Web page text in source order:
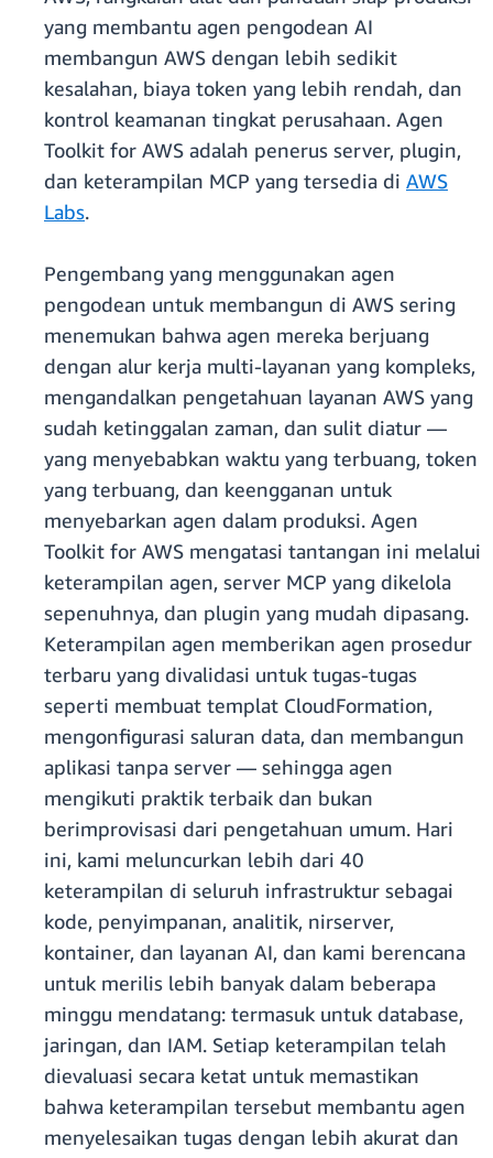
yang membantu agen pengodean AI
membangun AWS dengan lebih sedikit
kesalahan, biaya token yang lebih rendah, dan
kontrol keamanan tingkat perusahaan. Agen
Toolkit for AWS adalah penerus server, plugin,
dan keterampilan MCP yang tersedia di AWS
Labs.
Pengembang yang menggunakan agen
pengodean untuk membangun di AWS sering
menemukan bahwa agen mereka berjuang
dengan alur kerja multi-layanan yang kompleks,
mengandalkan pengetahuan layanan AWS yang
sudah ketinggalan zaman, dan sulit diatur —
yang menyebabkan waktu yang terbuang, token
yang terbuang, dan keengganan untuk
menyebarkan agen dalam produksi. Agen
Toolkit for AWS mengatasi tantangan ini melalui
keterampilan agen, server MCP yang dikelola
sepenuhnya, dan plugin yang mudah dipasang.
Keterampilan agen memberikan agen prosedur
terbaru yang divalidasi untuk tugas-tugas
seperti membuat templat CloudFormation,
mengonfigurasi saluran data, dan membangun
aplikasi tanpa server — sehingga agen
mengikuti praktik terbaik dan bukan
berimprovisasi dari pengetahuan umum. Hari
ini, kami meluncurkan lebih dari 40
keterampilan di seluruh infrastruktur sebagai
kode, penyimpanan, analitik, nirserver,
kontainer, dan layanan AI, dan kami berencana
untuk merilis lebih banyak dalam beberapa
minggu mendatang: termasuk untuk database,
jaringan, dan IAM. Setiap keterampilan telah
dievaluasi secara ketat untuk memastikan
bahwa keterampilan tersebut membantu agen
menyelesaikan tugas dengan lebih akurat dan